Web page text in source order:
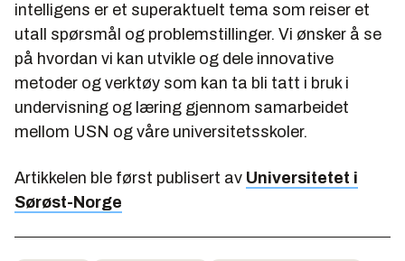
intelligens er et superaktuelt tema som reiser et
utall spørsmål og problemstillinger. Vi ønsker å se
på hvordan vi kan utvikle og dele innovative
metoder og verktøy som kan ta bli tatt i bruk i
undervisning og læring gjennom samarbeidet
mellom USN og våre universitetsskoler.
Artikkelen ble først publisert av Universitetet i
Sørøst-Norge